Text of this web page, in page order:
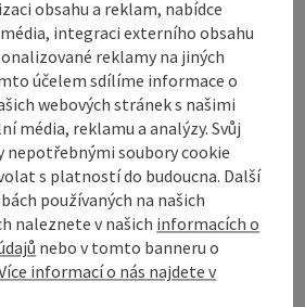
ve středu
ve čtvrtek
v sobotu
Otevřeno v neděli
SVOtevřeno o svátcích
1 2
obsahu a reklam, nabídce
integraci externího obsahu
reklamy na jiných
účelem sdílíme informace o
webových stránek s našimi
média, reklamu a analýzy. Svůj
nepotřebnými soubory cookie
s platností do budoucna. Další
používaných na našich
naleznete v našich informacích o
nebo v tomto banneru o
informací o nás najdete v